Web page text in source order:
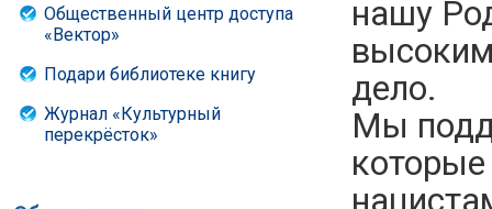
Общественный центр доступа
«Вектор»
Подари библиотеке книгу
Журнал «Культурный
перекрёсток»
нашу
дело.
Мы